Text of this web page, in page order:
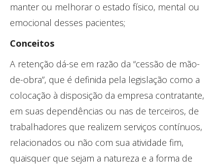
manter ou melhorar o estado físico, mental ou
emocional desses pacientes;
Conceitos
A retenção dá-se em razão da “cessão de mão-
de-obra”, que é definida pela legislação como a
colocação à disposição da empresa contratante,
em suas dependências ou nas de terceiros, de
trabalhadores que realizem serviços contínuos,
relacionados ou não com sua atividade fim,
quaisquer que sejam a natureza e a forma de